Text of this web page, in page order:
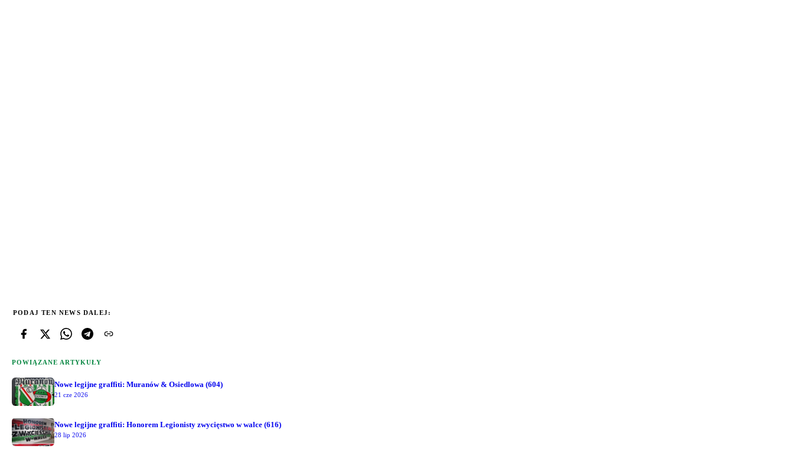
PODAJ TEN NEWS DALEJ:
POWIĄZANE ARTYKUŁY
Nowe legijne graffiti: Muranów & Osiedlowa (604)
21 cze 2026
Nowe legijne graffiti: Honorem Legionisty zwycięstwo w walce (616)
28 lip 2026